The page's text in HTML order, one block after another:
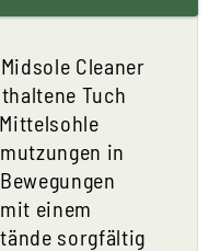
Midsole Cleaner
Tuch
in
einem
sorgfältig